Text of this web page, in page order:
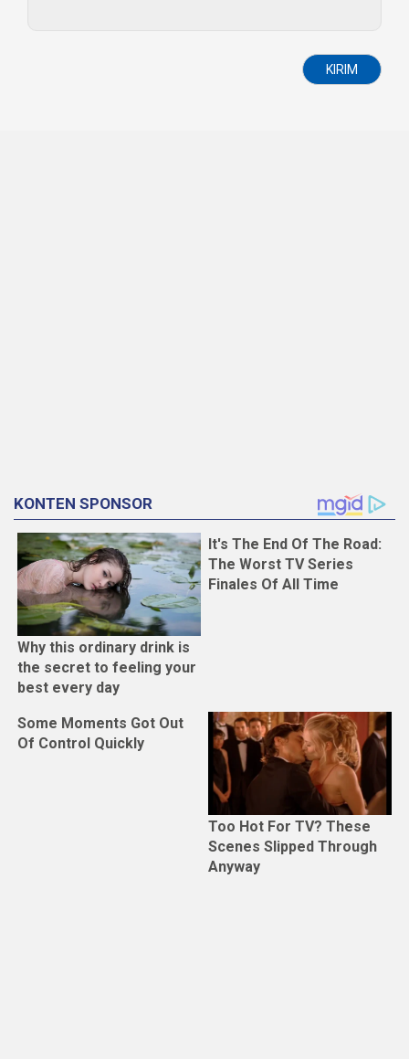
KIRIM
KONTEN SPONSOR
Why this ordinary drink is
the secret to feeling your
best every day
It's The End Of The Road:
The Worst TV Series
Finales Of All Time
Some Moments Got Out
Of Control Quickly
Too Hot For TV? These
Scenes Slipped Through
Anyway